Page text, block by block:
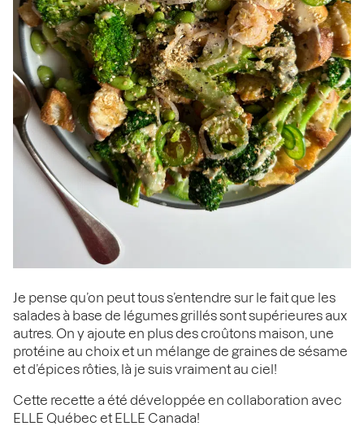
Je pense qu’on peut tous s’entendre sur le fait que les
salades à base de légumes grillés sont supérieures aux
autres. On y ajoute en plus des croûtons maison, une
protéine au choix et un mélange de graines de sésame
et d’épices rôties, là je suis vraiment au ciel!
Cette recette a été développée en collaboration avec
ELLE Québec et ELLE Canada!